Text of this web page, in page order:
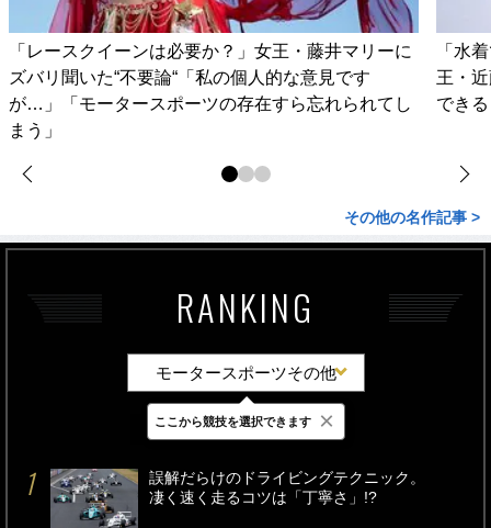
「レースクイーンは必要か？」女王・藤井マリーに
ズバリ聞いた“不要論“「私の個人的な意見です
が…」「モータースポーツの存在すら忘れられてし
まう」
「水
王・
でき
その他の名作記事 >
RANKING
モータースポーツその他
最新 24時間 週間
誤解だらけのドライビングテクニック。
凄く速く走るコツは「丁寧さ」!?
ここから競技を選択できます ×